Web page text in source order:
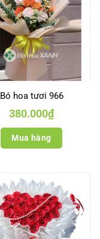
Bó hoa tươi 966
380.000₫
Mua hàng